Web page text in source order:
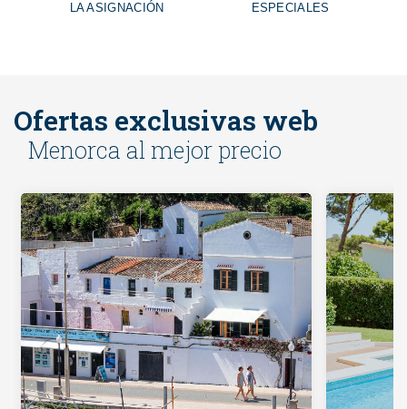
LA ASIGNACIÓN
ESPECIALES
Ofertas exclusivas web
Menorca al mejor precio